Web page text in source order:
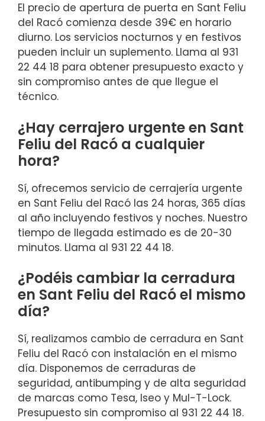
El precio de apertura de puerta en Sant Feliu
del Racó comienza desde 39€ en horario
diurno. Los servicios nocturnos y en festivos
pueden incluir un suplemento. Llama al 931
22 44 18 para obtener presupuesto exacto y
sin compromiso antes de que llegue el
técnico.
¿Hay cerrajero urgente en Sant
Feliu del Racó a cualquier
hora?
Sí, ofrecemos servicio de cerrajería urgente
en Sant Feliu del Racó las 24 horas, 365 días
al año incluyendo festivos y noches. Nuestro
tiempo de llegada estimado es de 20-30
minutos. Llama al 931 22 44 18.
¿Podéis cambiar la cerradura
en Sant Feliu del Racó el mismo
día?
Sí, realizamos cambio de cerradura en Sant
Feliu del Racó con instalación en el mismo
día. Disponemos de cerraduras de
seguridad, antibumping y de alta seguridad
de marcas como Tesa, Iseo y Mul-T-Lock.
Presupuesto sin compromiso al 931 22 44 18.